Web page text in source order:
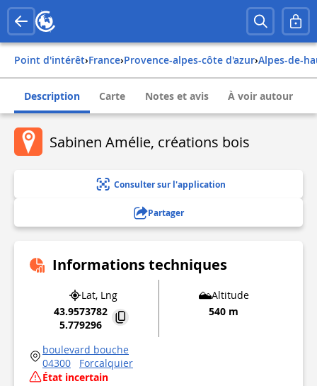
Point d'intérêt› france› provence-alpes-côte d'azur› alpes-de-
Description Carte Notes et avis À voir autour
Sabinen Amélie, créations bois
Consulter sur l'application
Partager
Informations techniques
Lat, Lng
43.9573782
5.779296
Altitude
540 m
boulevard bouche
04300
Forcalquier
État incertain